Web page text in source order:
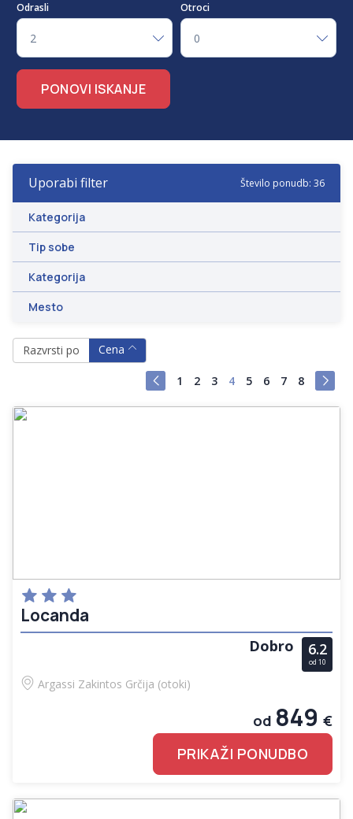
Odrasli
2
Otroci
0
-
PONOVI ISKANJE
Uporabi filter Število ponudb: 36
Kategorija
Tip sobe
Kategorija
Mesto
Razvrsti po Cena
1 2 3 4 5 6 7 8
Locanda
Dobro 6.2
od 10
Argassi Zakintos Grčija (otoki)
od 849 €
PRIKAŽI PONUDBO